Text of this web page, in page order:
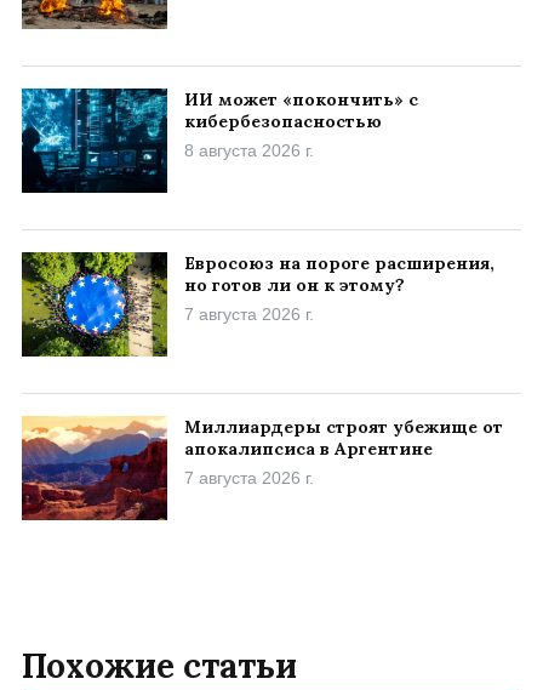
ИИ может «покончить» с
кибербезопасностью
8 августа 2026 г.
Евросоюз на пороге расширения,
но готов ли он к этому?
7 августа 2026 г.
Миллиардеры строят убежище от
апокалипсиса в Аргентине
7 августа 2026 г.
Похожие статьи